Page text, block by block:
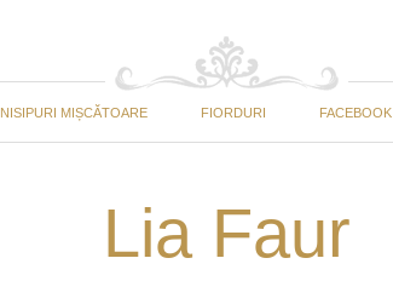
NISIPURI MIȘCĂTOARE FIORDURI FACEBOOK
Lia Faur